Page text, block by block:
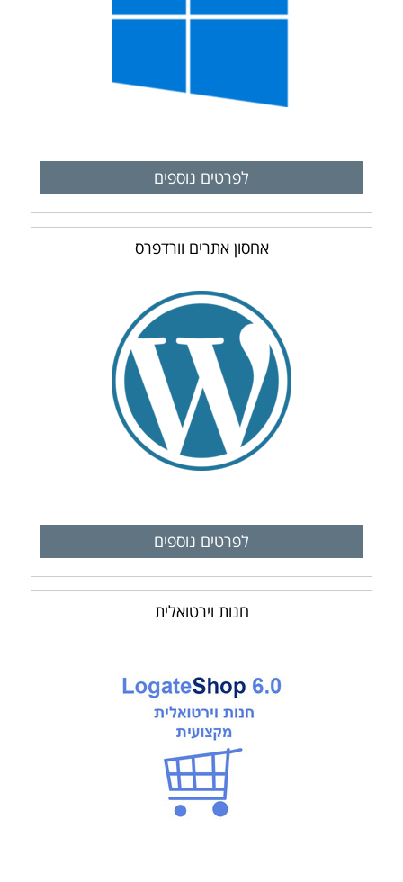
לפרטים נוספים
אחסון אתרים וורדפרס
לפרטים נוספים
חנות וירטואלית